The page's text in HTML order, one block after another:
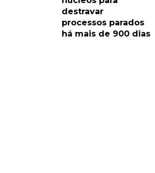
destravar
processos parados
há mais de 900 dias